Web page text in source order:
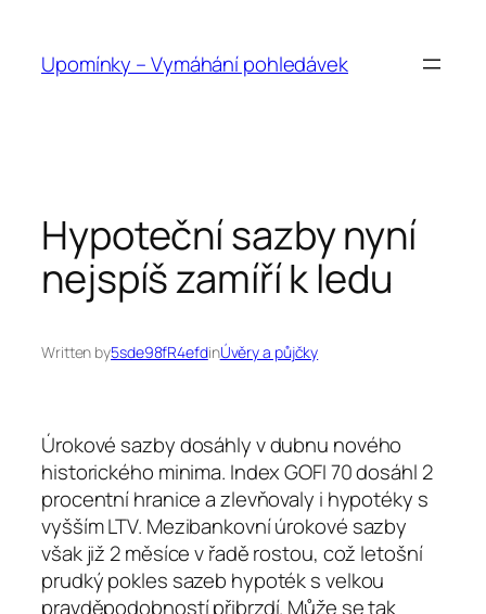
obsahUpomínky – Vymáhání pohledávek
Hypoteční sazby nyní
nejspíš zamíří k ledu
Written by5sde98fR4efdinÚvěry a půjčky
Úrokové sazby dosáhly v dubnu nového
historického minima. Index GOFI 70 dosáhl 2
procentní hranice a zlevňovaly i hypotéky s
vyšším LTV. Mezibankovní úrokové sazby
však již 2 měsíce v řadě rostou, což letošní
prudký pokles sazeb hypoték s velkou
pravděpodobností přibrzdí. Může se tak